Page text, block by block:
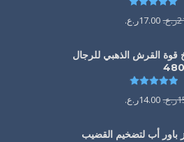
ر.ع. 17.00ر.ع.
قوة القرش الذهبي للرجال
تم التقييم
ر.ع. 14.00ر.ع.
باور أب لتضخيم القضيب